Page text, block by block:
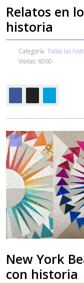
Relatos en
historia
Categoría: Todas las
Visitas: 6060
New York
con historia